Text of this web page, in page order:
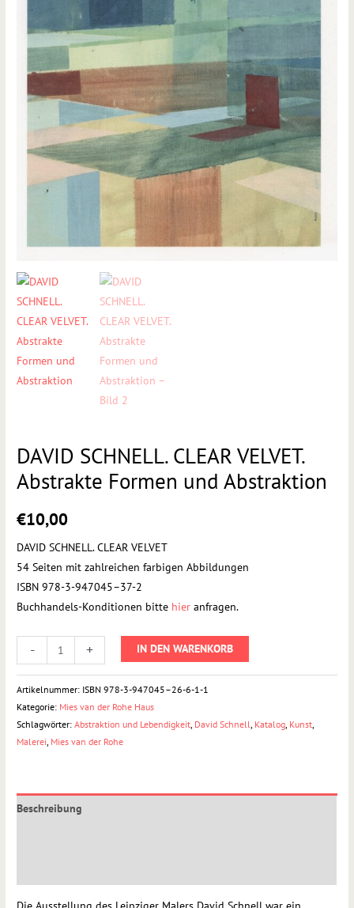
DAVID SCHNELL. CLEAR VELVET.
Abstrakte Formen und Abstraktion
€10,00
DAVID SCHNELL. CLEAR VELVET
54 Seiten mit zahlreichen farbigen Abbildungen
ISBN 978-3-947045–37-2
Buchhandels-Konditionen bitte hier anfragen.
- + IN DEN WARENKORB
Artikelnummer: ISBN 978-3-947045–26-6-1-1
Kategorie: Mies van der Rohe Haus
Schlagwörter:Abstraktion und Lebendigkeit, David Schnell, Katalog, Kunst,
Malerei, Mies van der Rohe
Beschreibung